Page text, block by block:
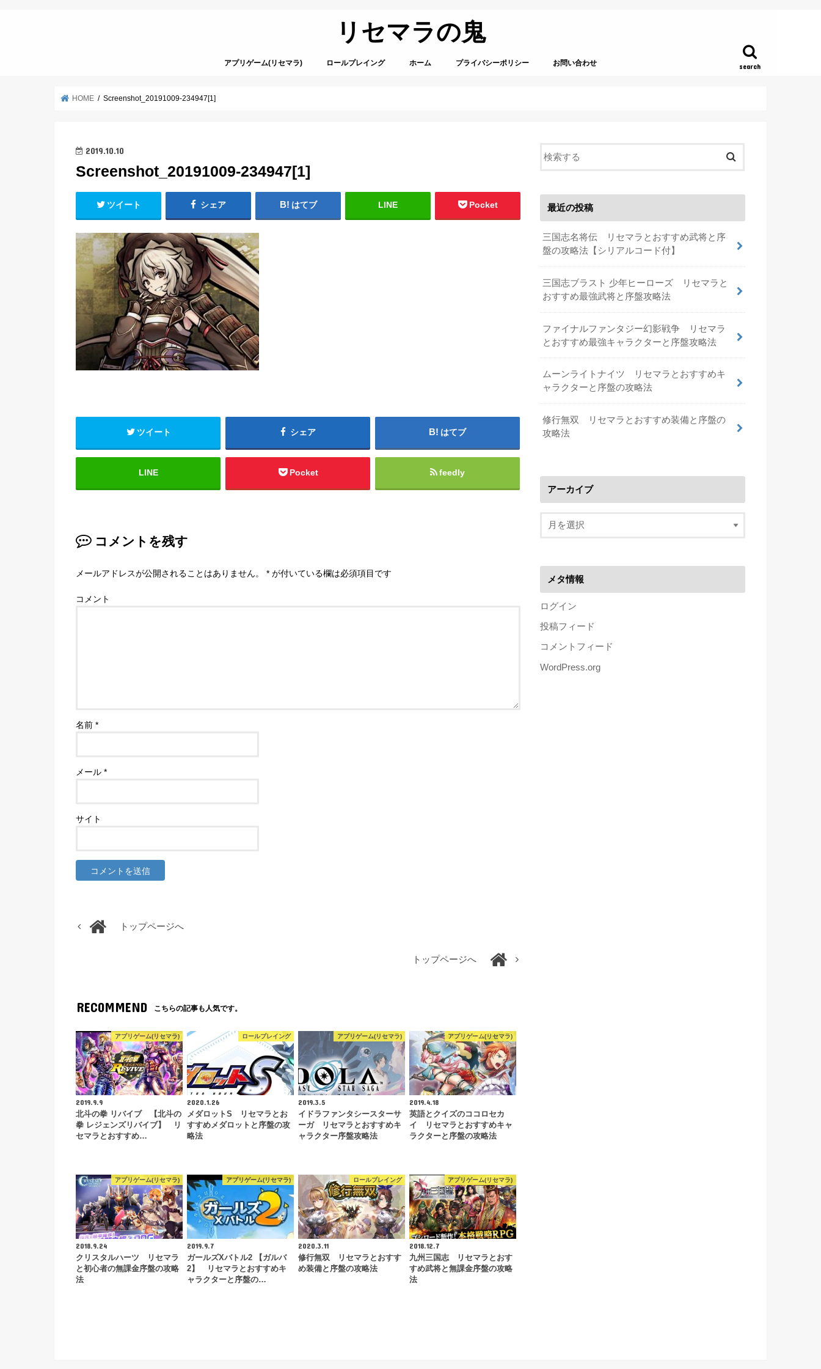
リセマラの鬼
search
アプリゲーム(リセマラ) ロールプレイング ホーム プライバシーポリシー お問い合わせ
HOME Screenshot_20191009-234947[1]
2019.10.10
Screenshot_20191009-234947[1]
ツイート シェア はてブ LINE Pocket
ツイート シェア はてブ
LINE Pocket feedly
コメントを残す
メールアドレスが公開されることはありません。 * が付いている欄は必須項目です
コメント
名前 *
メール *
サイト
トップページへ
トップページへ
RECOMMEND こちらの記事も人気です。
アプリゲーム(リセマラ)
2019.9.9
北斗の拳 リバイブ 【北斗の
拳 レジェンズリバイブ】 リ
セマラとおすすめ…
ロールプレイング
2020.1.26
メダロットS リセマラとお
すすめメダロットと序盤の攻
略法
アプリゲーム(リセマラ)
2019.3.5
イドラファンタシースターサ
ーガ リセマラとおすすめキ
ャラクター序盤攻略法
アプリゲーム(リセマラ)
2019.4.18
英語とクイズのココロセカ
イ リセマラとおすすめキャ
ラクターと序盤の攻略法
アプリゲーム(リセマラ)
2018.9.24
クリスタルハーツ リセマラ
と初心者の無課金序盤の攻略
法
アプリゲーム(リセマラ)
2019.9.7
ガールズXバトル2 【ガルバ
2】 リセマラとおすすめキ
ャラクターと序盤の…
ロールプレイング
2020.3.11
修行無双 リセマラとおすす
め装備と序盤の攻略法
アプリゲーム(リセマラ)
2018.12.7
九州三国志 リセマラとおす
すめ武将と無課金序盤の攻略
法
最近の投稿
三国志名将伝 リセマラとおすすめ武将と序
盤の攻略法【シリアルコード付】
三国志ブラスト 少年ヒーローズ リセマラと
おすすめ最強武将と序盤攻略法
ファイナルファンタジー幻影戦争 リセマラ
とおすすめ最強キャラクターと序盤攻略法
ムーンライトナイツ リセマラとおすすめキ
ャラクターと序盤の攻略法
修行無双 リセマラとおすすめ装備と序盤の
攻略法
アーカイブ
メタ情報
ログイン
投稿フィード
コメントフィード
WordPress.org